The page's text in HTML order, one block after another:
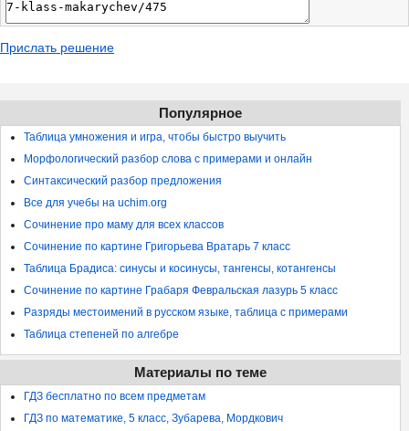
Прислать решение
Популярное
Таблица умножения и игра, чтобы быстро выучить
Морфологический разбор слова с примерами и онлайн
Синтаксический разбор предложения
Все для учебы на uchim.org
Сочинение про маму для всех классов
Сочинение по картине Григорьева Вратарь 7 класс
Таблица Брадиса: синусы и косинусы, тангенсы, котангенсы
Сочинение по картине Грабаря Февральская лазурь 5 класс
Разряды местоимений в русском языке, таблица с примерами
Таблица степеней по алгебре
Материалы по теме
ГДЗ бесплатно по всем предметам
ГДЗ по математике, 5 класс, Зубарева, Мордкович